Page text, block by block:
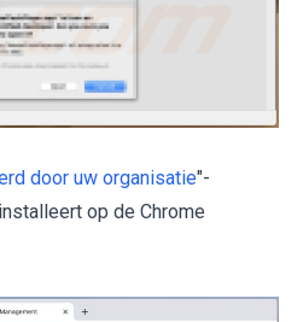
door uw organisatie"-
op de Chrome